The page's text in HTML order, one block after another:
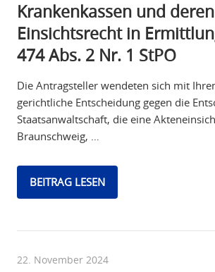
Krankenkassen und deren
Einsichtsrecht in
474 Abs. 2 Nr. 1 StPO
Die Antragsteller wendeten sich mit
gerichtliche Entscheidung gegen die
Staatsanwaltschaft, die eine
Braunschweig, …
BEITRAG LESEN
22. November 2024